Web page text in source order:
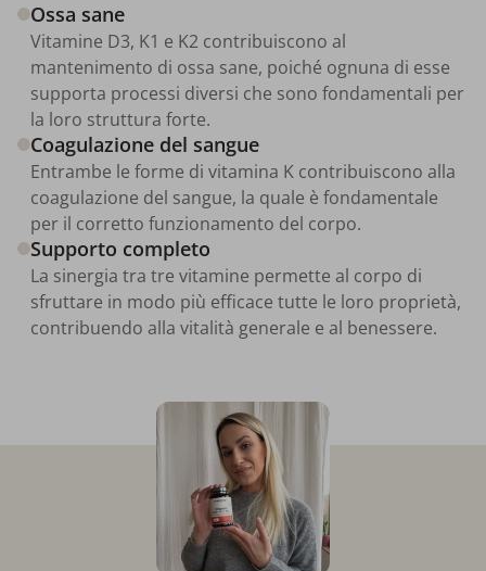
Ossa sane
Vitamine D3, K1 e K2 contribuiscono al
mantenimento di ossa sane, poiché ognuna di esse
supporta processi diversi che sono fondamentali per
la loro struttura forte.
Coagulazione del sangue
Entrambe le forme di vitamina K contribuiscono alla
coagulazione del sangue, la quale è fondamentale
per il corretto funzionamento del corpo.
Supporto completo
La sinergia tra tre vitamine permette al corpo di
sfruttare in modo più efficace tutte le loro proprietà,
contribuendo alla vitalità generale e al benessere.